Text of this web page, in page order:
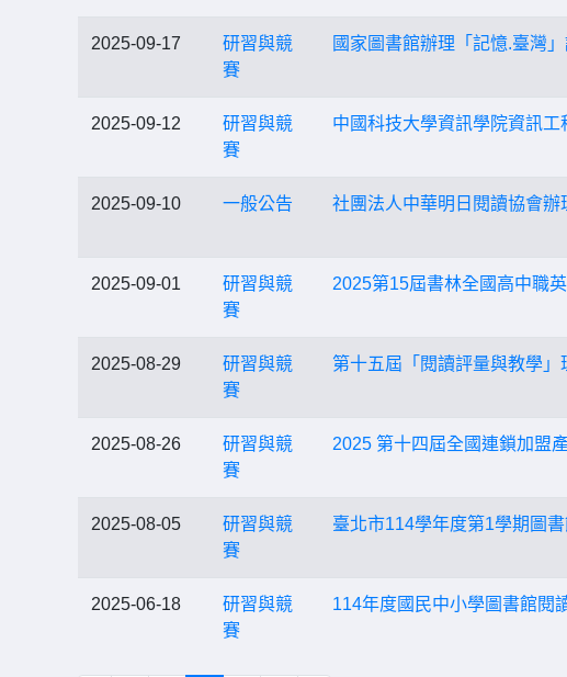
2025-09-17
研習與競
賽
國家圖書館辦理「記憶.臺灣
2025-09-12
研習與競
賽
中國科技大學資訊學院資訊工
2025-09-10 一般公告 社團法人中華明日閱讀協會
2025-09-01
研習與競
賽
2025第15屆書林全國高中職
2025-08-29
研習與競
賽
第十五屆「閱讀評量與教學」
2025-08-26
研習與競
賽
2025 第十四屆全國連鎖加盟
2025-08-05
研習與競
賽
臺北市114學年度第1學期圖
2025-06-18
研習與競
賽
114年度國民中小學圖書館閱